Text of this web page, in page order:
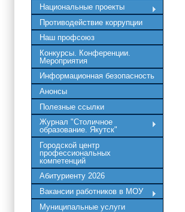
Национальные проекты
Противодействие коррупции
Наш профсоюз
Конкурсы. Конференции.
Мероприятия
Информационная безопасность
Анонсы
Полезные ссылки
Журнал "Столичное
образование. Якутск"
Городской центр
профессиональных
компетенций
Абитуриенту 2026
Вакансии работников в МОУ
Муниципальные услуги